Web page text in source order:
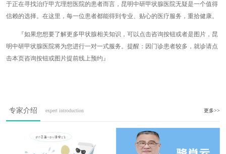
于正在寻找治疗甲亢理想医院的患者而言，昆明中研甲状腺医院无疑是一个值得
信赖的选择。在这里，每一位患者都能得到专业、贴心的医疗服务，重拾健康。
『如果您想要了解更多甲状腺相关知识，可以点击咨询按钮或者是图片，昆
明中研甲状腺医院将为您进行一对一式服务。提醒：因门诊患者较多，就诊请点
击本页咨询按钮或图片提前线上预约』
专家介绍 expert introduction 更多>>